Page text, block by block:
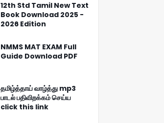
12th Std Tamil New Text
Book Download 2025 -
2026 Edition
NMMS MAT EXAM Full
Guide Download PDF
தமிழ்த்தாய் வாழ்த்து mp3
பாடல் பதிவிறக்கம் செய்ய
click this link